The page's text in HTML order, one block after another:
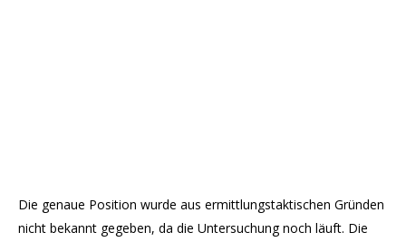
Die genaue Position wurde aus ermittlungstaktischen Gründen
nicht bekannt gegeben, da die Untersuchung noch läuft. Die